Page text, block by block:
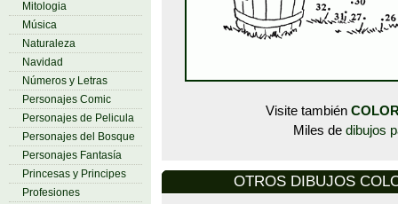
Mitologia
Música
Naturaleza
Navidad
Números y Letras
Personajes Comic
Personajes de Pelicula
Personajes del Bosque
Personajes Fantasía
Princesas y Principes
Profesiones
Visite también
Miles de dibujos
OTROS DIBUJOS